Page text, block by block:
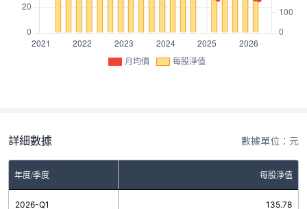
月均價 每股淨值
詳細數據 數據單位：元
年度/季度 每股淨值
2026-Q1 135.78